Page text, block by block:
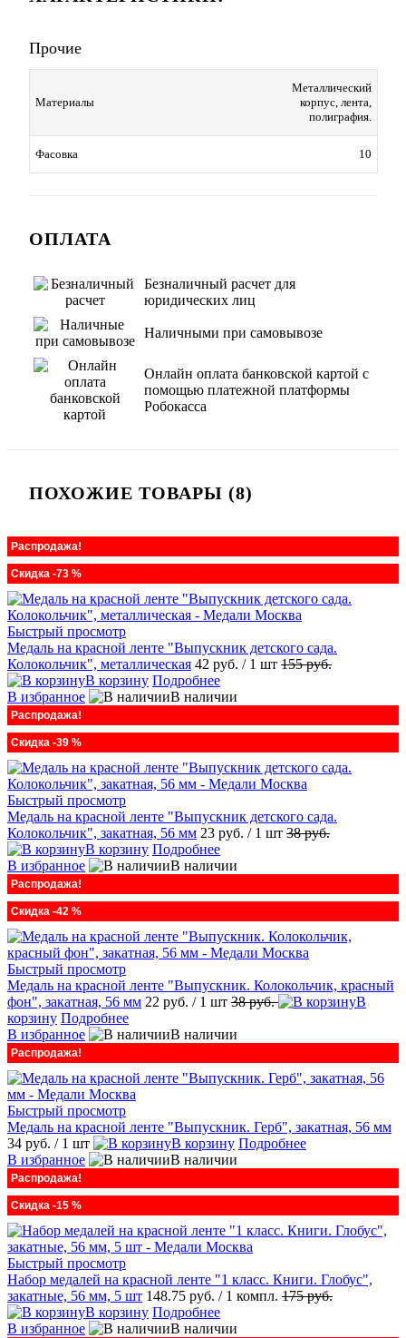
Прочие
Материалы
Металлический
корпус, лента,
полиграфия.
Фасовка 10
ОПЛАТА
Безналичный расчет для
юридических лиц
Наличными при самовывозе
Онлайн оплата банковской картой с
помощью платежной платформы
Робокасса
ПОХОЖИЕ ТОВАРЫ (8)
Распродажа!
Скидка -73 %
Быстрый просмотр
Медаль на красной ленте "Выпускник детского сада.
Колокольчик", металлическая 42 руб. / 1 шт 155 руб.
В корзину Подробнее
В избранное
В наличии
Распродажа!
Скидка -39 %
Быстрый просмотр
Медаль на красной ленте "Выпускник детского сада.
Колокольчик", закатная, 56 мм 23 руб. / 1 шт 38 руб.
В корзину Подробнее
В избранное
В наличии
Распродажа!
Скидка -42 %
Быстрый просмотр
Медаль на красной ленте "Выпускник. Колокольчик, красный
фон", закатная, 56 мм 22 руб. / 1 шт 38 руб.
В
корзину Подробнее
В избранное
В наличии
Распродажа!
Быстрый просмотр
Медаль на красной ленте "Выпускник. Герб", закатная, 56 мм
34 руб. / 1 шт В корзину Подробнее
В избранное
В наличии
Распродажа!
Скидка -15 %
Быстрый просмотр
Набор медалей на красной ленте "1 класс. Книги. Глобус",
закатные, 56 мм, 5 шт 148.75 руб. / 1 компл. 175 руб.
В корзину Подробнее
В избранное
В наличии